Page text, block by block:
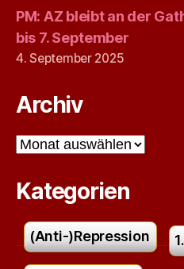
PM: AZ bleibt an der
bis 7. September
4. September 2025
Archiv
Archiv
Kategorien
(Anti-)Repression